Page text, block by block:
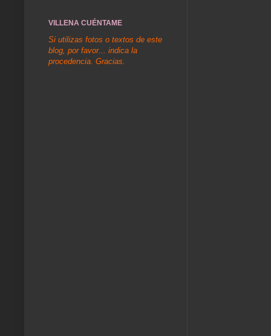
VILLENA CUÉNTAME
Si utilizas fotos o textos de este
blog, por favor... indica la
procedencia. Gracias.